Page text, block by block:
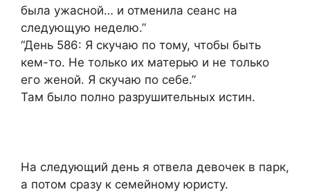
была ужасной… и отменила сеанс на
следующую неделю.”
“День 586: Я скучаю по тому, чтобы быть
кем-то. Не только их матерью и не только
его женой. Я скучаю по себе.”
Там было полно разрушительных истин.
На следующий день я отвела девочек в парк,
а потом сразу к семейному юристу.